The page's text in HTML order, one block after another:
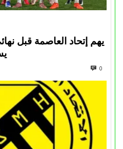
يهم إتحاد العاصمة قبل
0